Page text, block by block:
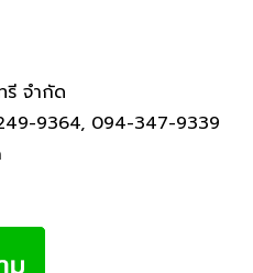
รี จำกัด
9364, 094-347-9339